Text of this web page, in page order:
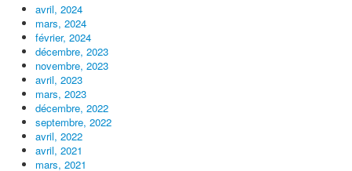
avril, 2024
mars, 2024
février, 2024
décembre, 2023
novembre, 2023
avril, 2023
mars, 2023
décembre, 2022
septembre, 2022
avril, 2022
avril, 2021
mars, 2021